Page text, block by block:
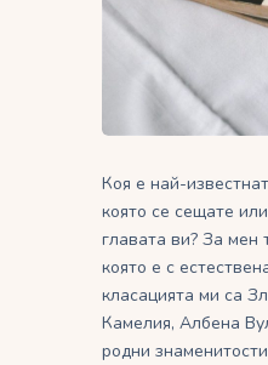
Коя е най-
която се сещате
главата ви? За мен
която е с
класацията ми са
Камелия, Албена
родни